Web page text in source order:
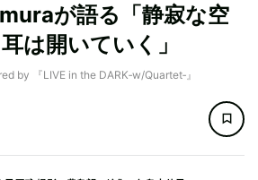
が語る「静寂な空
は開いていく」
by 『LIVE in the DARK‐w/Quartet‐』